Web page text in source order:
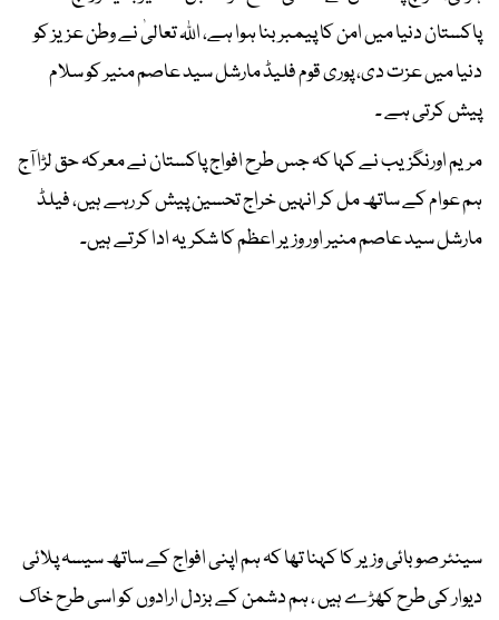
پاکستان دنیا میں امن کا پیمبر بنا ہوا ہے، اللہ تعالیٰ نے وطن عزیز کو
دنیا میں عزت دی، پوری قوم فلیڈ مارشل سید عاصم منیر کو سلام
پیش کرتی ہے ۔
مریم اورنگزیب نے کہا کہ جس طرح افواج پاکستان نے معرکہ حق لڑا آج
ہم عوام کے ساتھ مل کر انہیں خراج تحسین پیش کر رہے ہیں، فیلڈ
مارشل سید عاصم منیر اور وزیر اعظم کا شکریہ ادا کرتے ہیں۔
سینئر صوبائی وزیر کا کہنا تھا کہ ہم اپنی افواج کے ساتھ سیسہ پلائی
دیوار کی طرح کھڑے ہیں ، ہم دشمن کے بزدل ارادوں کو اسی طرح خاک